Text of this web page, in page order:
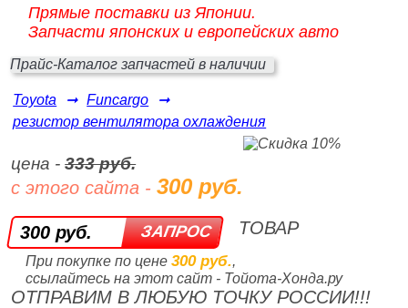
Прямые поставки из Японии.
Запчасти японских и европейских авто
Прайс-Каталог запчастей в наличии
Toyota ➞ Funcargo
➞
резистор вентилятора охлаждения
цена -333 руб.
с этого сайта -300 руб.
300 руб.
При покупке по цене 300 руб.,
ссылайтесь на этот сайт - Тойота-Хонда.ру
ТОВАР
ОТПРАВИМ В ЛЮБУЮ ТОЧКУ РОССИИ!!!